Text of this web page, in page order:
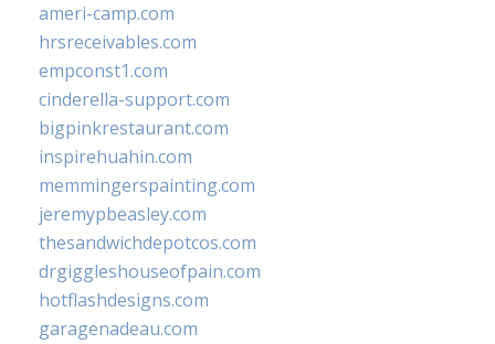
ameri-camp.com
hrsreceivables.com
empconst1.com
cinderella-support.com
bigpinkrestaurant.com
inspirehuahin.com
memmingerspainting.com
jeremypbeasley.com
thesandwichdepotcos.com
drgiggleshouseofpain.com
hotflashdesigns.com
garagenadeau.com